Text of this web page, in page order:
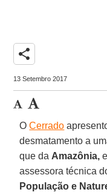
share
13 Setembro 2017
OCerrado
desmatamento a
que da Amazônia,
assessora técnica
População e